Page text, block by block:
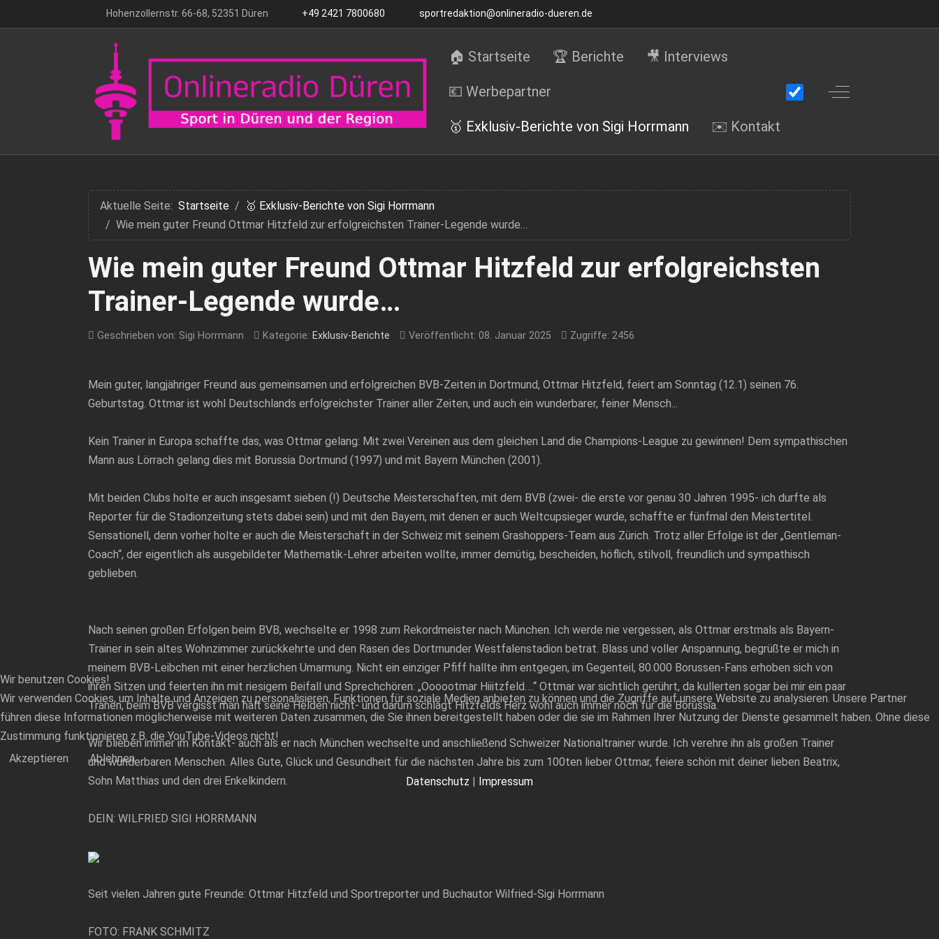
Hohenzollernstr. 66-68, 52351 Düren +49 2421 7800680 sportredaktion@onlineradio-dueren.de
🏠 Startseite 🏆 Berichte 🎥 Interviews
💶 Werbepartner
🥇 Exklusiv-Berichte von Sigi Horrmann ✉️ Kontakt
Off-Canvas Toggle
Aktuelle Seite: Startseite
🥇 Exklusiv-Berichte von Sigi Horrmann
Wie mein guter Freund Ottmar Hitzfeld zur erfolgreichsten Trainer-Legende wurde…
Wie mein guter Freund Ottmar Hitzfeld zur erfolgreichsten
Trainer-Legende wurde…
Geschrieben von: Sigi Horrmann Kategorie: Exklusiv-Berichte Veröffentlicht: 08. Januar 2025 Zugriffe: 2456
Mein guter, langjähriger Freund aus gemeinsamen und erfolgreichen BVB-Zeiten in Dortmund, Ottmar Hitzfeld, feiert am Sonntag (12.1) seinen 76.
Geburtstag. Ottmar ist wohl Deutschlands erfolgreichster Trainer aller Zeiten, und auch ein wunderbarer, feiner Mensch...
Kein Trainer in Europa schaffte das, was Ottmar gelang: Mit zwei Vereinen aus dem gleichen Land die Champions-League zu gewinnen! Dem sympathischen
Mann aus Lörrach gelang dies mit Borussia Dortmund (1997) und mit Bayern München (2001).
Mit beiden Clubs holte er auch insgesamt sieben (!) Deutsche Meisterschaften, mit dem BVB (zwei- die erste vor genau 30 Jahren 1995- ich durfte als
Reporter für die Stadionzeitung stets dabei sein) und mit den Bayern, mit denen er auch Weltcupsieger wurde, schaffte er fünfmal den Meistertitel.
Sensationell, denn vorher holte er auch die Meisterschaft in der Schweiz mit seinem Grashoppers-Team aus Zürich. Trotz aller Erfolge ist der „Gentleman-
Coach“, der eigentlich als ausgebildeter Mathematik-Lehrer arbeiten wollte, immer demütig, bescheiden, höflich, stilvoll, freundlich und sympathisch
geblieben.
Nach seinen großen Erfolgen beim BVB, wechselte er 1998 zum Rekordmeister nach München. Ich werde nie vergessen, als Ottmar erstmals als Bayern-
Trainer in sein altes Wohnzimmer zurückkehrte und den Rasen des Dortmunder Westfalenstadion betrat. Blass und voller Anspannung, begrüßte er mich in
meinem BVB-Leibchen mit einer herzlichen Umarmung. Nicht ein einziger Pfiff hallte ihm entgegen, im Gegenteil, 80.000 Borussen-Fans erhoben sich von
ihren Sitzen und feierten ihn mit riesigem Beifall und Sprechchören: „Oooootmar Hiiitzfeld….“ Ottmar war sichtlich gerührt, da kullerten sogar bei mir ein paar
Tränen, beim BVB vergisst man halt seine Helden nicht- und darum schlägt Hitzfelds Herz wohl auch immer noch für die Borussia.
Wir blieben immer im Kontakt- auch als er nach München wechselte und anschließend Schweizer Nationaltrainer wurde. Ich verehre ihn als großen Trainer
und wunderbaren Menschen. Alles Gute, Glück und Gesundheit für die nächsten Jahre bis zum 100ten lieber Ottmar, feiere schön mit deiner lieben Beatrix,
Sohn Matthias und den drei Enkelkindern.
DEIN: WILFRIED SIGI HORRMANN
Seit vielen Jahren gute Freunde: Ottmar Hitzfeld und Sportreporter und Buchautor Wilfried-Sigi Horrmann
FOTO: FRANK SCHMITZ
Wir benutzen Cookies!
Wir verwenden Cookies, um Inhalte und Anzeigen zu personalisieren, Funktionen für soziale Medien anbieten zu können und die Zugriffe auf unsere Website zu analysieren. Unsere Partner
führen diese Informationen möglicherweise mit weiteren Daten zusammen, die Sie ihnen bereitgestellt haben oder die sie im Rahmen Ihrer Nutzung der Dienste gesammelt haben. Ohne diese
Zustimmung funktionieren z.B. die YouTube-Videos nicht!
Akzeptieren
Ablehnen
Datenschutz | Impressum